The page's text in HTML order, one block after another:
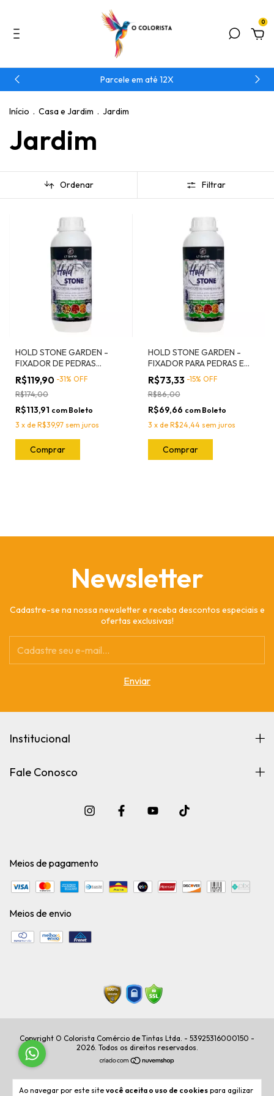
0
Parcele em até 12X
Ao navegar por este site você aceita o uso de cookies para agilizar
Início . Casa e Jardim . Jardim
Jardim
Ordenar Filtrar
HOLD STONE GARDEN -
FIXADOR DE PEDRAS
SOLTAS - 1L - SEMI BRILHO
R$119,90 -31% OFF
R$174,00
R$113,91 com Boleto
3 x de R$39,97 sem juros
HOLD STONE GARDEN -
FIXADOR PARA PEDRAS E
GRANILHAS - 500ML - SEMI
BRILHO
R$73,33 -15% OFF
R$86,00
R$69,66 com Boleto
3 x de R$24,44 sem juros
Newsletter
Cadastre-se na nossa newsletter e receba descontos especiais e
ofertas exclusivas!
Institucional
Fale Conosco
Meios de pagamento
Meios de envio
Copyright O Colorista Comércio de Tintas Ltda. - 53925316000150 -
2026. Todos os direitos reservados.